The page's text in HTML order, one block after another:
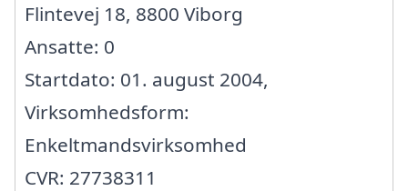
Flintevej 18, 8800 Viborg
Ansatte: 0
Startdato: 01. august 2004,
Virksomhedsform:
Enkeltmandsvirksomhed
CVR: 27738311